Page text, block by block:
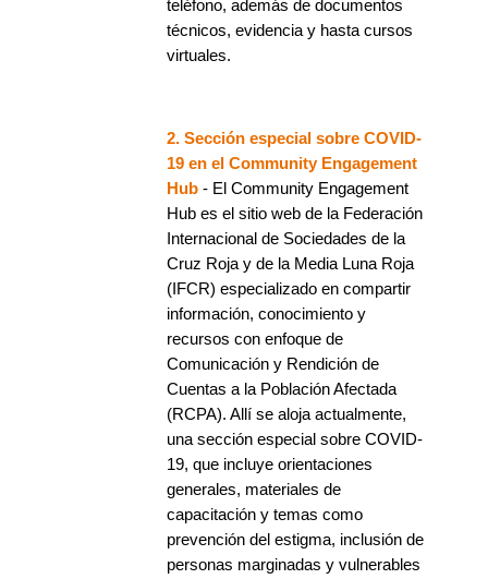
teléfono, además de documentos
técnicos, evidencia y hasta cursos
virtuales.
2. Sección especial sobre COVID-
19 en el Community Engagement
Hub - El Community Engagement
Hub es el sitio web de la Federación
Internacional de Sociedades de la
Cruz Roja y de la Media Luna Roja
(IFCR) especializado en compartir
información, conocimiento y
recursos con enfoque de
Comunicación y Rendición de
Cuentas a la Población Afectada
(RCPA). Allí se aloja actualmente,
una sección especial sobre COVID-
19, que incluye orientaciones
generales, materiales de
capacitación y temas como
prevención del estigma, inclusión de
personas marginadas y vulnerables